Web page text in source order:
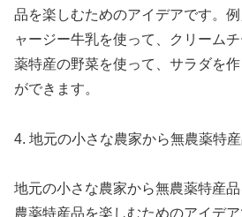
品を楽しむためのアイデアです。
ャージー牛乳を使って、クリーム
薬特産の野菜を使って、サラダを
ができます。
4. 地元の小さな農家から無農薬特
地元の小さな農家から無農薬特産
農薬特産品を楽しむためのアイデ